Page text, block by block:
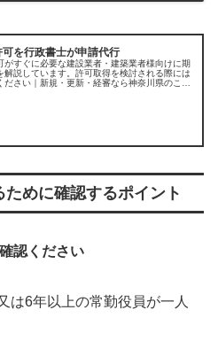
可を行政書士が申請代行
がすぐに必要な建設業者・建築業者様向けに期
解説しています。許可取得を検討される際には
ださい｜新規・更新・経審なら神奈川県のこま
めに確認するポイント
認ください
は6年以上の常勤役員が一人